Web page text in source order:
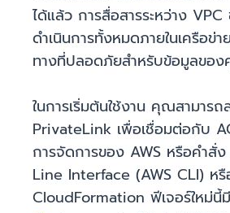
ได้แล้ว การสื่อสารระหว่าง
ดำเนินการทั้งหมดภายในเครือข่
ทางที่ปลอดภัยสำหรับข้อมูลขอ
ในการเริ่มต้นใช้งาน คุณสามารถ
PrivateLink เพื่อเชื่อมต่อกับ
การจัดการของ AWS หรือคำสั่
Line Interface (AWS CLI) หรื
CloudFormation ฟีเจอร์ใหม่นี้มี